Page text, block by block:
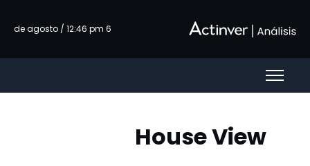
6 de agosto / 12:46 pm
House View